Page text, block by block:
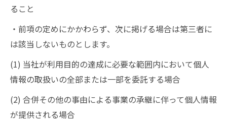
ること
・前項の定めにかかわらず、次に掲げる場合は第三者に
は該当しないものとします。
(1) 当社が利用目的の達成に必要な範囲内において個人
情報の取扱いの全部または一部を委託する場合
(2) 合併その他の事由による事業の承継に伴って個人情報
が提供される場合